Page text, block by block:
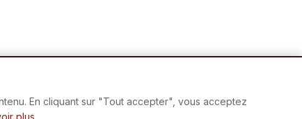
En cliquant sur "Tout accepter", vous acceptez
plus